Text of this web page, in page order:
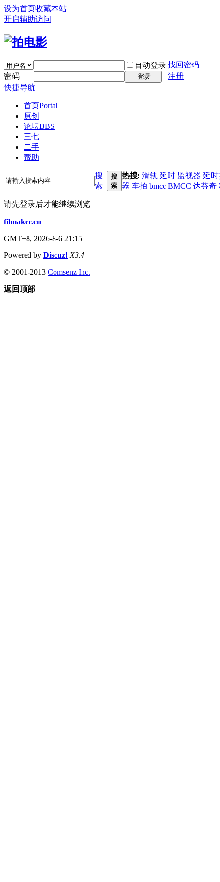
设为首页收藏本站
开启辅助访问
自动登录 找回密码
密码
登录
注册
快捷导航
首页Portal
原创
论坛BBS
三七
二手
帮助
搜
索
搜
索
热搜: 滑轨 延时 监视器 延
器 车拍 bmcc BMCC 达芬奇
请先登录后才能继续浏览
filmaker.cn
GMT+8, 2026-8-6 21:15
Powered by Discuz! X3.4
© 2001-2013 Comsenz Inc.
返回顶部